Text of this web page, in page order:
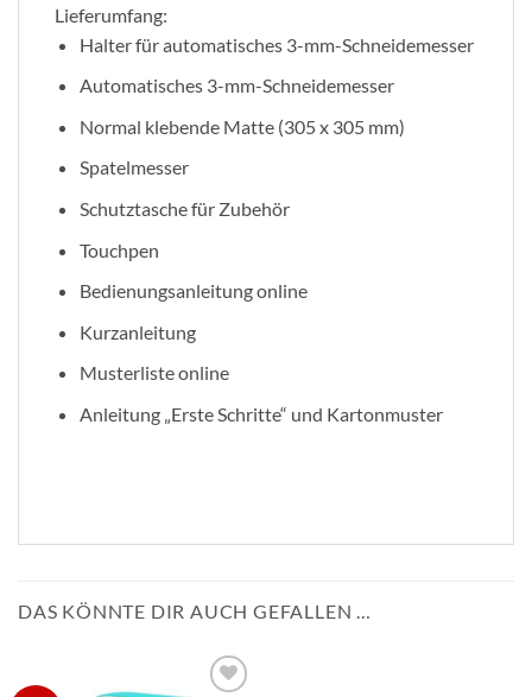
Lieferumfang:
Halter für automatisches 3-mm-Schneidemesser
Automatisches 3-mm-Schneidemesser
Normal klebende Matte (305 x 305 mm)
Spatelmesser
Schutztasche für Zubehör
Touchpen
Bedienungsanleitung online
Kurzanleitung
Musterliste online
Anleitung „Erste Schritte“ und Kartonmuster
DAS KÖNNTE DIR AUCH GEFALLEN …